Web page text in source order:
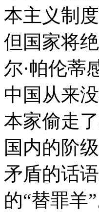
本主义制
但国家将
尔·帕伦蒂
中国从来
本家偷走
国内的阶
矛盾的话
的“替罪羊